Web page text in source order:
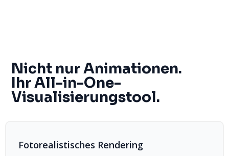
Nicht nur Animationen.
Ihr All-in-One-
Visualisierungstool.
Fotorealistisches Rendering